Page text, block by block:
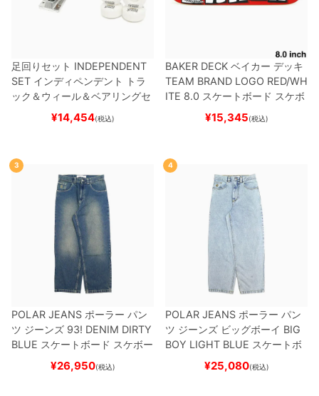
足回りセット INDEPENDENT
SET インディペンデント
トラ
ック＆ウィール＆ベアリングセ
（トリック用）
ード スケボー
¥14,454(税込)
BAKER DECK ベイカー デッキ
TEAM BRAND LOGO RED/WH
ITE 8.0 スケートボード スケボ
¥15,345(税込)
3
POLAR JEANS ポーラー パン
ツ ジーンズ 93! DENIM DIRTY
BLUE スケートボード スケボー
¥26,950(税込)
4
POLAR JEANS ポーラー パン
ツ ジーンズ ビッグボーイ BIG
BOY LIGHT BLUE スケートボ
ード スケボー
¥25,080(税込)